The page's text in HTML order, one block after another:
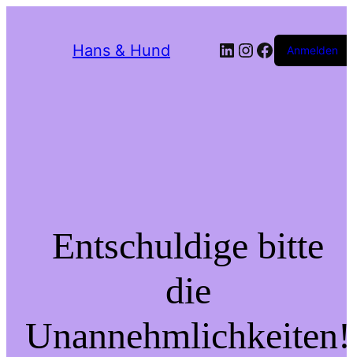
Hans & Hund LinkedIn
Instagram
Facebook
Anmelden
Entschuldige bitte
die
Unannehmlichkeiten!